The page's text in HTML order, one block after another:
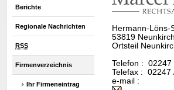
Berichte
Regionale Nachrichten
RSS
Firmenverzeichnis
Ihr Firmeneintrag
Hermann-Löns-
53819
Ortsteil
Telefon : 02247
Telefax : 02247
e-mail :